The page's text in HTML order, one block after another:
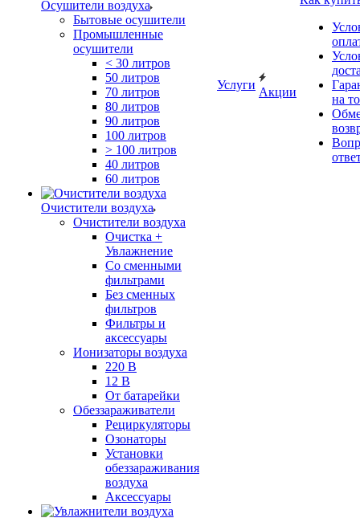
Осушители воздуха
Бытовые осушители
Промышленные
осушители
< 30 литров
50 литров
70 литров
80 литров
90 литров
100 литров
> 100 литров
40 литров
60 литров
Очистители воздуха
Очистители воздуха
Очистка +
Увлажнение
Cо сменными
фильтрами
Без сменных
фильтров
Фильтры и
аксессуары
Ионизаторы воздуха
220 В
12 В
От батарейки
Обеззараживатели
Рециркуляторы
Озонаторы
Установки
обеззараживания
воздуха
Аксессуары
Услуги
Акции
на